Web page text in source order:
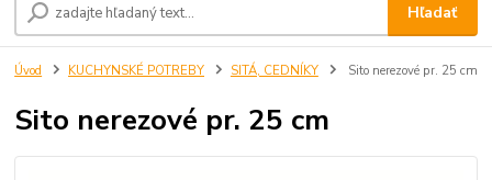
Hľadať
Úvod KUCHYNSKÉ POTREBY SITÁ, CEDNÍKY Sito nerezové pr. 25 cm
Sito nerezové pr. 25 cm